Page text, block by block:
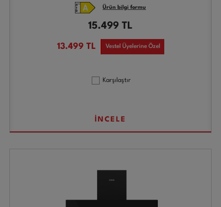
Ürün bilgi formu
15.499 TL
13.499 TL Vestel Üyelerine Özel
Karşılaştır
İNCELE